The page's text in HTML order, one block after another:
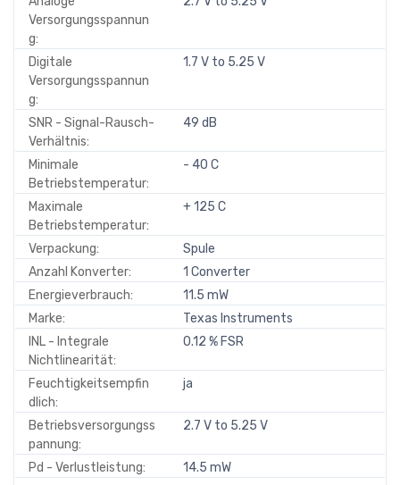
Versorgungsspannun
g:
Digitale
Versorgungsspannun
g:
1.7 V to 5.25 V
SNR - Signal-Rausch-
Verhältnis:
49 dB
Minimale
Betriebstemperatur:
- 40 C
Maximale
Betriebstemperatur:
+ 125 C
Verpackung:
Spule
Anzahl Konverter:
1 Converter
Energieverbrauch:
11.5 mW
Marke:
Texas Instruments
INL - Integrale
Nichtlinearität:
0.12 % FSR
Feuchtigkeitsempfin
dlich:
ja
Betriebsversorgungss
pannung:
2.7 V to 5.25 V
Pd - Verlustleistung:
14.5 mW